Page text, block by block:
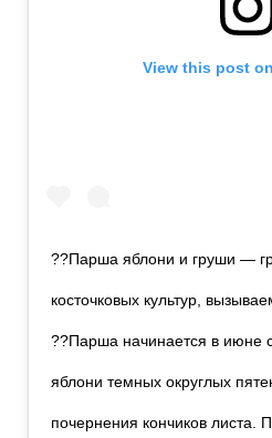
View this post
??Парша яблони и груши —
косточковых культур,
??Парша начинается в июне
яблони темных округлых
почернения кончиков листа.